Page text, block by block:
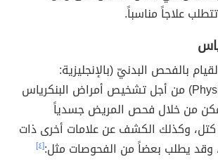
علاجاً مناسباً.
بالفحص البدنيّ (بالإنجليزية:
Physical Examination) من أجل تشخيص أمراض البنكرياس
من خلال فحص المريض جسدياً
وكذلك الكشف عن علامات أخرى ذات
وقد يطلب بعضاً من الفحوصات مثل:[٤]